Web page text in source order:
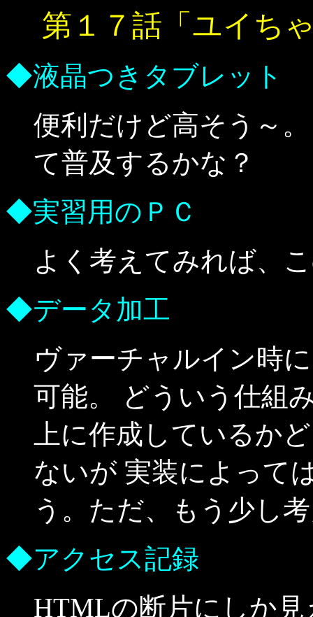
第１７話「ユイち
◆液晶つきタブレット
便利だけど高そう～
て普及するかな？
◆実習用のＰＣ
よく考えてみれば、
◆データ加工
ヴァーチャルイン時
可能。 どういう仕組
上に作成しているか
ないが 実装によって
う。ただ、もう少し
◆アクセス記録
HTMLの断片にしか